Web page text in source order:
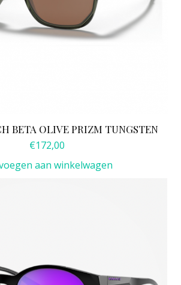
BETA OLIVE PRIZM TUNGSTEN
€172,00
aan winkelwagen